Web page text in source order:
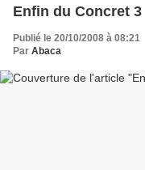
Enfin du Concret 3
Publié le 20/10/2008 à 08:21
Par Abaca